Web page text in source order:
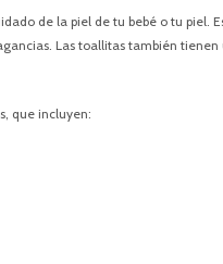
de la piel de tu bebé o tu piel.
Las toallitas también
que incluyen: